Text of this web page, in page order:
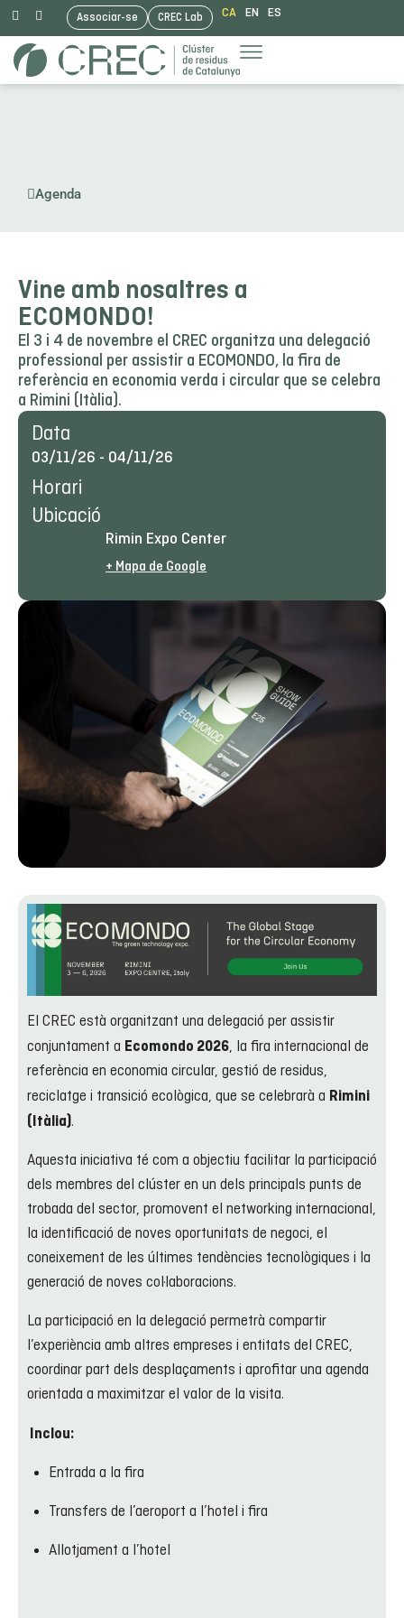
Vés
al
Associar-se CREC Lab CA EN ES
Agenda
Vine amb nosaltres a
ECOMONDO!
El 3 i 4 de novembre el CREC organitza una delegació
professional per assistir a ECOMONDO, la fira de
referència en economia verda i circular que se celebra
a Rimini (Itàlia).
Data
03/11/26 - 04/11/26
Horari
Ubicació
Rimin Expo Center
+ Mapa de Google
El CREC està organitzant una delegació per assistir
conjuntament a Ecomondo 2026, la fira internacional de
referència en economia circular, gestió de residus,
reciclatge i transició ecològica, que se celebrarà a Rimini
(Itàlia).
Aquesta iniciativa té com a objectiu facilitar la participació
dels membres del clúster en un dels principals punts de
trobada del sector, promovent el networking internacional,
la identificació de noves oportunitats de negoci, el
coneixement de les últimes tendències tecnològiques i la
generació de noves col·laboracions.
La participació en la delegació permetrà compartir
l’experiència amb altres empreses i entitats del CREC,
coordinar part dels desplaçaments i aprofitar una agenda
orientada a maximitzar el valor de la visita.
Inclou:
Entrada a la fira
Transfers de l’aeroport a l’hotel i fira
Allotjament a l’hotel